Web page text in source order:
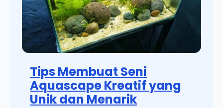
Tips Membuat Seni
Aquascape Kreatif yang
Unik dan Menarik